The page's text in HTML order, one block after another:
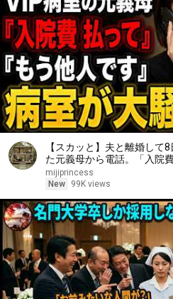
【スカッと】夫と離婚して
た元義母から電話。「入院
「無理です。だって、もう
間、病室は大騒ぎになった
mijiprincess
New
99K views